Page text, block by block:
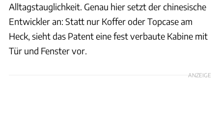
Alltagstauglichkeit. Genau hier setzt der chinesische
Entwickler an: Statt nur Koffer oder Topcase am
Heck, sieht das Patent eine fest verbaute Kabine mit
Tür und Fenster vor.
ANZEIGE